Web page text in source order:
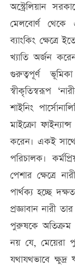
অস্ট্রেলিয়ান
মেলবোর্ণ
ব্যাংকিং ক্ষেত্রে
খ্যাতি অর্জন
গুরুত্বপূর্ণ
স্বীকৃতিস্বরূপ
শাইনিং
মাইক্রো
করেন। একই
পরিচালক।
পেশার ক্ষেত্রে
পার্থক্য হচ্ছে
প্রজ্ঞাবান নারী
পুরুষকে অতিক্রম
নয় যে, মেয়েরা
যথাযথভাবে